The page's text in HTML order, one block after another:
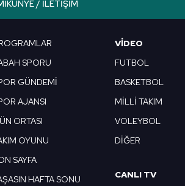
Aydınlatma Metnimizi okumak ve
KÜNYE / İLETIŞIM
SPORU
GÜNDEMİ
AJANSI
ORTASI
OYUNU
SAYFA
HAFTA SONU
VIDEO
FUTBOL
BASKETBOL
MİLLİ TAKIM
VOLEYBOL
DİĞER
CANLI TV